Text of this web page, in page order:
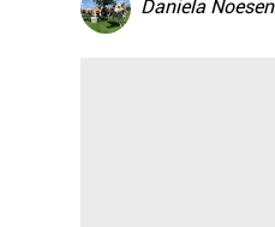
Daniela Noesen